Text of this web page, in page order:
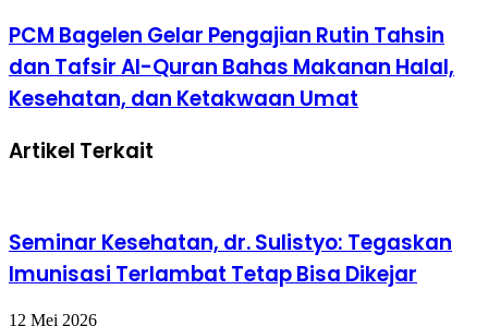
Sejak
Usia
Dini
PCM
Bagelen
Gelar
Pengajian
Rutin
dan
Makanan
Halal,
Kesehatan,
PCM Bagelen Gelar Pengajian Rutin Tahsin
dan Tafsir Al-Quran Bahas Makanan Halal,
Kesehatan, dan Ketakwaan Umat
Artikel Terkait
Seminar Kesehatan, dr. Sulistyo: Tegaskan
Imunisasi Terlambat Tetap Bisa Dikejar
12 Mei 2026